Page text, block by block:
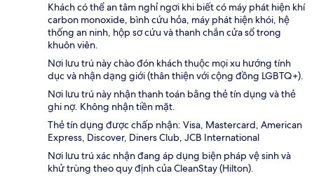
Khách có thể an tâm nghỉ ngơi khi biết có máy phát hiện khí
carbon monoxide, bình cứu hỏa, máy phát hiện khói, hệ
thống an ninh, hộp sơ cứu và thanh chắn cửa sổ trong
khuôn viên.
Nơi lưu trú này chào đón khách thuộc mọi xu hướng tính
dục và nhận dạng giới (thân thiện với cộng đồng LGBTQ+).
Nơi lưu trú này nhận thanh toán bằng thẻ tín dụng và thẻ
ghi nợ. Không nhận tiền mặt.
Thẻ tín dụng được chấp nhận: Visa, Mastercard, American
Express, Discover, Diners Club, JCB International
Nơi lưu trú xác nhận đang áp dụng biện pháp vệ sinh và
khử trùng theo quy định của CleanStay (Hilton).